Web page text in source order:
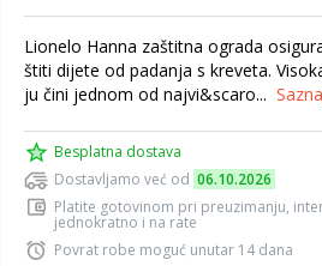
Lionelo Hanna zaštitna ograda
štiti dijete od padanja s kreveta.
ju čini jednom od najvi&scaro...
Besplatna dostava
Dostavljamo već od 06.10.2026
Platite gotovinom pri preuzimanju,
jednokratno i na rate
Povrat robe moguć unutar 14 dana